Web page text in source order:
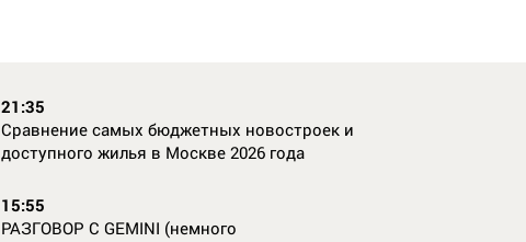
21:35
Сравнение самых бюджетных новостроек и
доступного жилья в Москве 2026 года
15:55
РАЗГОВОР С GEMINI (немного